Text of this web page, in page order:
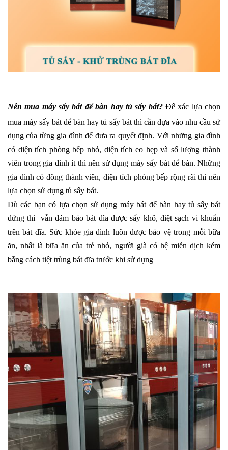
Nên mua máy sấy bát để bàn hay tủ sấy bát?Để xác lựa chọn
mua máy sấy bát để bàn hay tủ sấy bát thì cần dựa vào nhu cầu sử
dụng của từng gia đình để đưa ra quyết định. Với những gia đình
có diện tích phòng bếp nhỏ, diện tích eo hẹp và số lượng thành
viên trong gia đình ít thì nên sử dụng máy sấy bát để bàn. Những
gia đình có đông thành viên, diện tích phòng bếp rộng rãi thì nên
lựa chọn sử dụng tủ sấy bát.
Dù các bạn có lựa chọn sử dụng máy bát để bàn hay tủ sấy bát
đứng thì vẫn đảm bảo bát đĩa được sấy khô, diệt sạch vi khuẩn
trên bát đĩa. Sức khỏe gia đình luôn được bảo vệ trong mỗi bữa
ăn, nhất là bữa ăn của trẻ nhỏ, người già có hệ miễn dịch kém
bằng cách tiệt trùng bát đĩa trước khi sử dụng